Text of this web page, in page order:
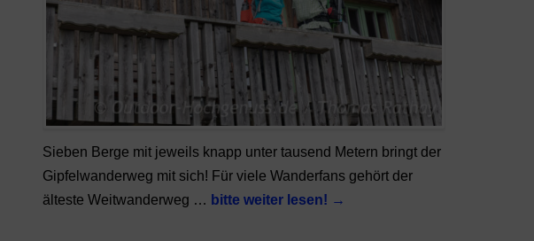
Sieben Berge mit jeweils knapp unter tausend Metern bringt der
Gipfelwanderweg mit sich! Für viele Wanderfans gehört der
älteste Weitwanderweg … bitte weiter lesen! →